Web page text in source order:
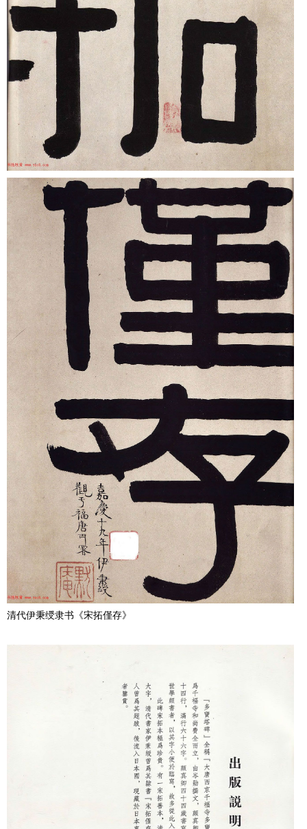
清代伊秉绶隶书《宋拓僅存》